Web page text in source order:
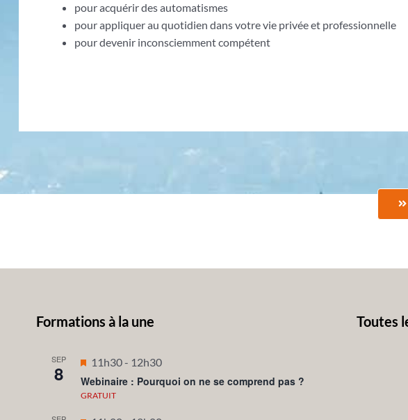
pour acquérir des automatismes
pour appliquer au quotidien dans votre vie privée et professionnelle
pour devenir inconsciemment compétent
Formations à la une
SEP
8
Mis
en
avant
11h30- 12h30
Webinaire : Pourquoi on ne se comprend pas ?
GRATUIT
Toutes